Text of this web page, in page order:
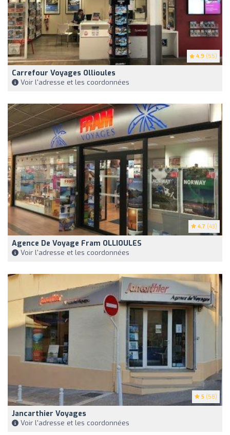
4.9 (55)
Carrefour Voyages Ollioules
Voir l'adresse et les coordonnées
4.7 (43)
Agence De Voyage Fram OLLIOULES
Voir l'adresse et les coordonnées
5 (58)
Jancarthier Voyages
Voir l'adresse et les coordonnées